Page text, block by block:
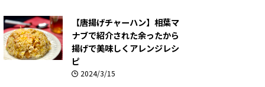
【唐揚げチャーハン】相葉マ
ナブで紹介された余ったから
揚げで美味しくアレンジレシ
ピ
2024/3/15